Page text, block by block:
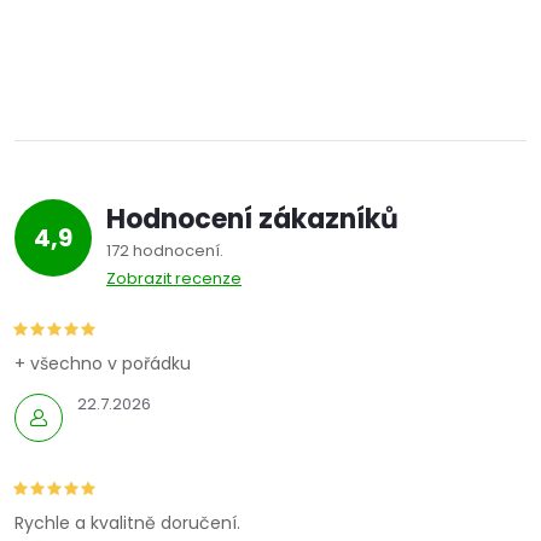
4,9 Hodnocení zákazníků
172 hodnocení
Zobrazit recenze
22.7.2026
+ všechno v pořádku
Rychle a kvalitně doručení.